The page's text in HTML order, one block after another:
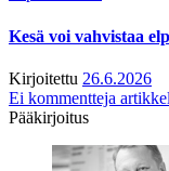
Kesä voi vahvistaa
Kirjoitettu 26.6.2026
Ei kommentteja
Pääkirjoitus